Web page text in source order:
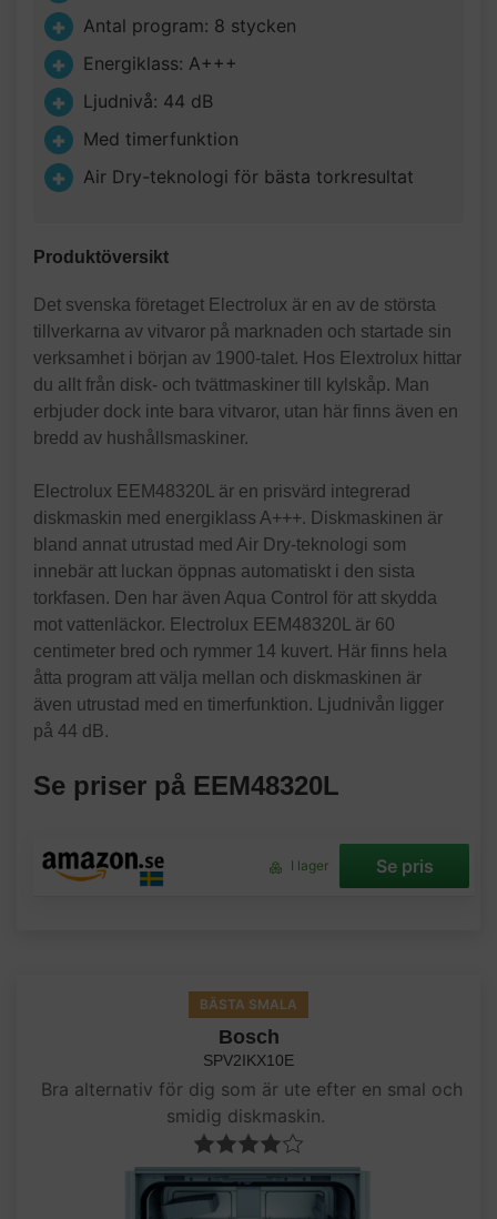
Antal program: 8 stycken
Energiklass: A+++
Ljudnivå: 44 dB
Med timerfunktion
Air Dry-teknologi för bästa torkresultat
Produktöversikt
Det svenska företaget Electrolux är en av de största
tillverkarna av vitvaror på marknaden och startade sin
verksamhet i början av 1900-talet. Hos Elextrolux hittar
du allt från disk- och tvättmaskiner till kylskåp. Man
erbjuder dock inte bara vitvaror, utan här finns även en
bredd av hushållsmaskiner.
Electrolux EEM48320L är en prisvärd integrerad
diskmaskin med energiklass A+++. Diskmaskinen är
bland annat utrustad med Air Dry-teknologi som
innebär att luckan öppnas automatiskt i den sista
torkfasen. Den har även Aqua Control för att skydda
mot vattenläckor. Electrolux EEM48320L är 60
centimeter bred och rymmer 14 kuvert. Här finns hela
åtta program att välja mellan och diskmaskinen är
även utrustad med en timerfunktion. Ljudnivån ligger
på 44 dB.
Se priser på EEM48320L
I lager Se pris
BÄSTA SMALA
Bosch
SPV2IKX10E
Bra alternativ för dig som är ute efter en smal och
smidig diskmaskin.